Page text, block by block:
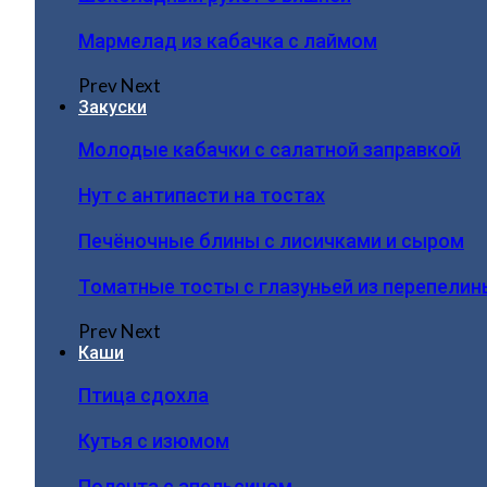
Мармелад из кабачка с лаймом
PrevNext
Закуски
Молодые кабачки с салатной заправкой
Нут с антипасти на тостах
Печёночные блины с лисичками и сыром
Томатные тосты с глазуньей из
PrevNext
Каши
Птица сдохла
Кутья с изюмом